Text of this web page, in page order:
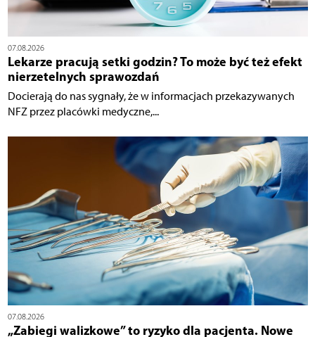
07.08.2026
Lekarze pracują setki godzin? To może być też efekt
nierzetelnych sprawozdań
Docierają do nas sygnały, że w informacjach przekazywanych
NFZ przez placówki medyczne,...
07.08.2026
„Zabiegi walizkowe” to ryzyko dla pacjenta. Nowe